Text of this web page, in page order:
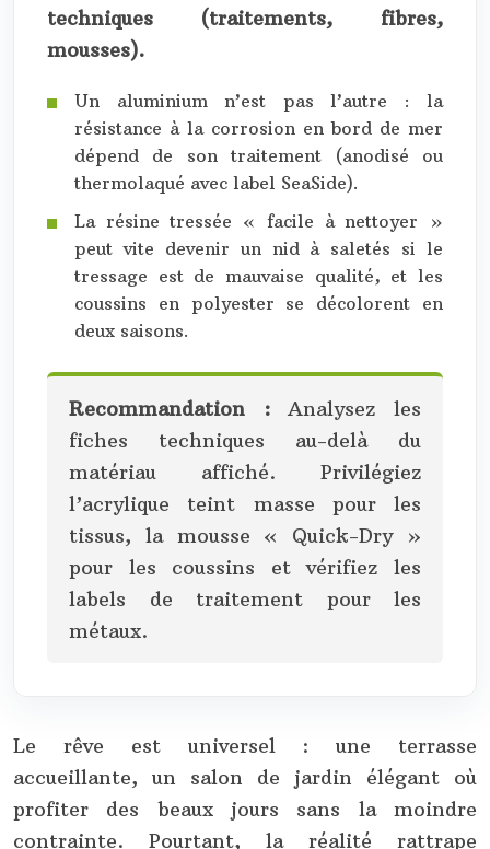
techniques (traitements, fibres,
mousses).
Un aluminium n’est pas l’autre : la
résistance à la corrosion en bord de mer
dépend de son traitement (anodisé ou
thermolaqué avec label SeaSide).
La résine tressée « facile à nettoyer »
peut vite devenir un nid à saletés si le
tressage est de mauvaise qualité, et les
coussins en polyester se décolorent en
deux saisons.
Recommandation :Analysez les
fiches techniques au-delà du
matériau affiché. Privilégiez
l’acrylique teint masse pour les
tissus, la mousse « Quick-Dry »
pour les coussins et vérifiez les
labels de traitement pour les
métaux.
Le rêve est universel : une terrasse
accueillante, un salon de jardin élégant où
profiter des beaux jours sans la moindre
contrainte. Pourtant, la réalité rattrape